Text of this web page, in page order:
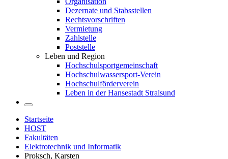
Dezernate und Stabsstellen
Rechtsvorschriften
Vermietung
Zahlstelle
Poststelle
Leben und Region
Hochschulsportgemeinschaft
Hochschulwassersport-Verein
Hochschulförderverein
Leben in der Hansestadt Stralsund
Startseite
HOST
Fakultäten
Elektrotechnik und Informatik
Proksch, Karsten